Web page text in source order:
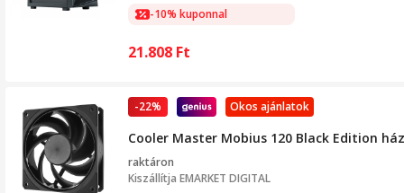
-10% kuponnal
21.808 Ft
Okos ajánlatok
-22%
Cooler Master Mobius 120 Black Edition
raktáron
Kiszállítja EMARKET DIGITAL